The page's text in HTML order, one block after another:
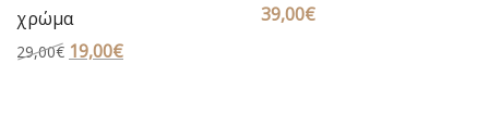
χρώμα
29,00€ Original
19,00€Η
39,00€